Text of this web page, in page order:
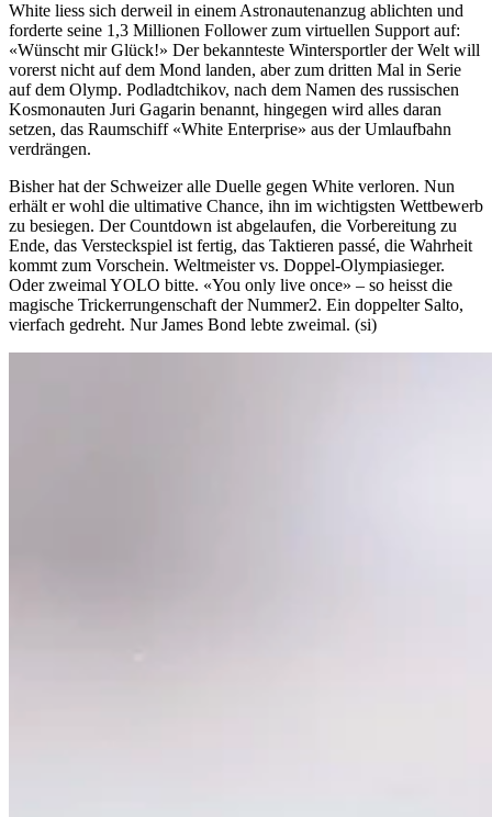
White liess sich derweil in einem Astronautenanzug ablichten und
forderte seine 1,3 Millionen Follower zum virtuellen Support auf:
«Wünscht mir Glück!» Der bekannteste Wintersportler der Welt will
vorerst nicht auf dem Mond landen, aber zum dritten Mal in Serie
auf dem Olymp. Podladtchikov, nach dem Namen des russischen
Kosmonauten Juri Gagarin benannt, hingegen wird alles daran
setzen, das Raumschiff «White Enterprise» aus der Umlaufbahn
verdrängen.
Bisher hat der Schweizer alle Duelle gegen White verloren. Nun
erhält er wohl die ultimative Chance, ihn im wichtigsten Wettbewerb
zu besiegen. Der Countdown ist abgelaufen, die Vorbereitung zu
Ende, das Versteckspiel ist fertig, das Taktieren passé, die Wahrheit
kommt zum Vorschein. Weltmeister vs. Doppel-Olympiasieger.
Oder zweimal YOLO bitte. «You only live once» – so heisst die
magische Trickerrungenschaft der Nummer2. Ein doppelter Salto,
vierfach gedreht. Nur James Bond lebte zweimal. (si)